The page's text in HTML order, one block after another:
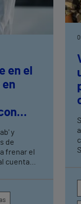
en el
y
de
frenar el